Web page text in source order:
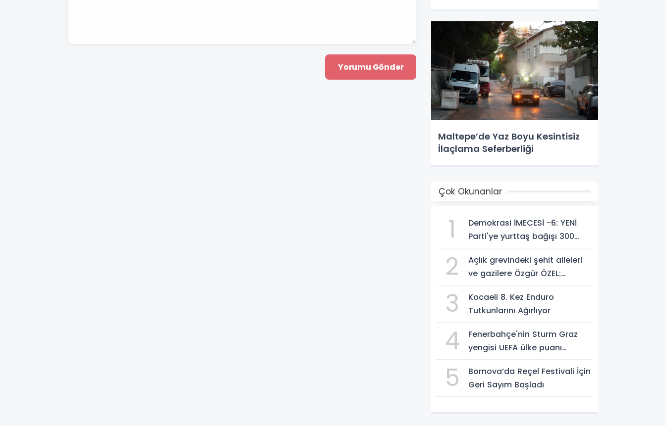
Maltepe’de Yaz Boyu Kesintisiz
İlaçlama Seferberliği
Çok Okunanlar
1
Demokrasi İMECESİ -6: YENİ
Parti'ye yurttaş bağışı 300
2
Açlık grevindeki şehit aileleri
ve gazilere Özgür ÖZEL:
yanınızdayız'
3
Kocaeli 8. Kez Enduro
Tutkunlarını Ağırlıyor
4
Fenerbahçe'nin Sturm Graz
yengisi UEFA ülke puanı
5
Bornova’da Reçel Festivali İçin
Geri Sayım Başladı